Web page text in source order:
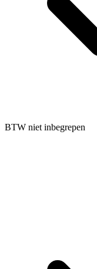
BTW niet inbegrepen